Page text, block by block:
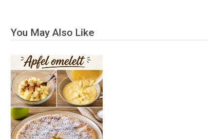
You May Also Like